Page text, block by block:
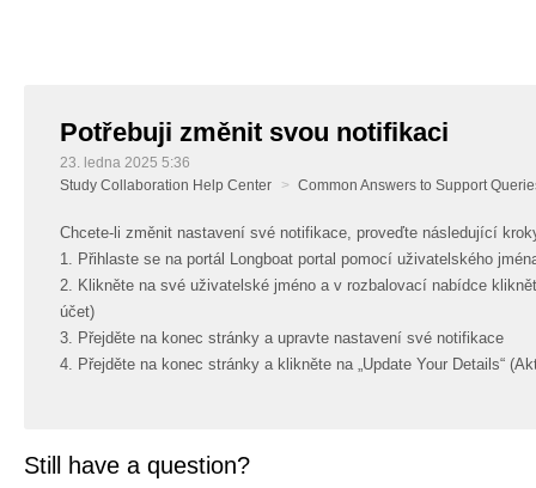
Potřebuji změnit svou notifikaci
23. ledna 2025 5:36
Study Collaboration Help Center
Common Answers to Support
Chcete-li změnit nastavení své notifikace, proveďte následující
1. Přihlaste se na portál Longboat portal pomocí uživatelského
2. Klikněte na své uživatelské jméno a v rozbalovací nabídce
účet)
3. Přejděte na konec stránky a upravte nastavení své notifikace
4. Přejděte na konec stránky a klikněte na „Update Your Details“
Still have a question?